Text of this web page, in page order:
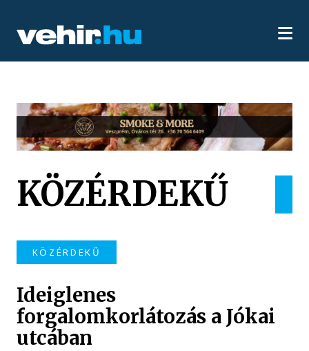
KÖZÉRDEKŰ
KÖZÉRDEKŰ
Ideiglenes
forgalomkorlátozás a Jókai
utcában